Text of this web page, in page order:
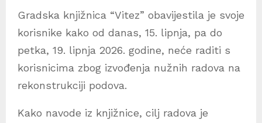
Gradska knjižnica “Vitez” obavijestila je svoje
korisnike kako od danas, 15. lipnja, pa do
petka, 19. lipnja 2026. godine, neće raditi s
korisnicima zbog izvođenja nužnih radova na
rekonstrukciji podova.
Kako navode iz knjižnice, cilj radova je